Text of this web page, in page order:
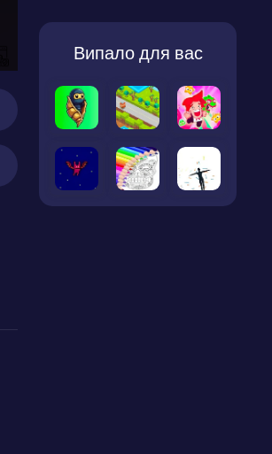
Випало для вас